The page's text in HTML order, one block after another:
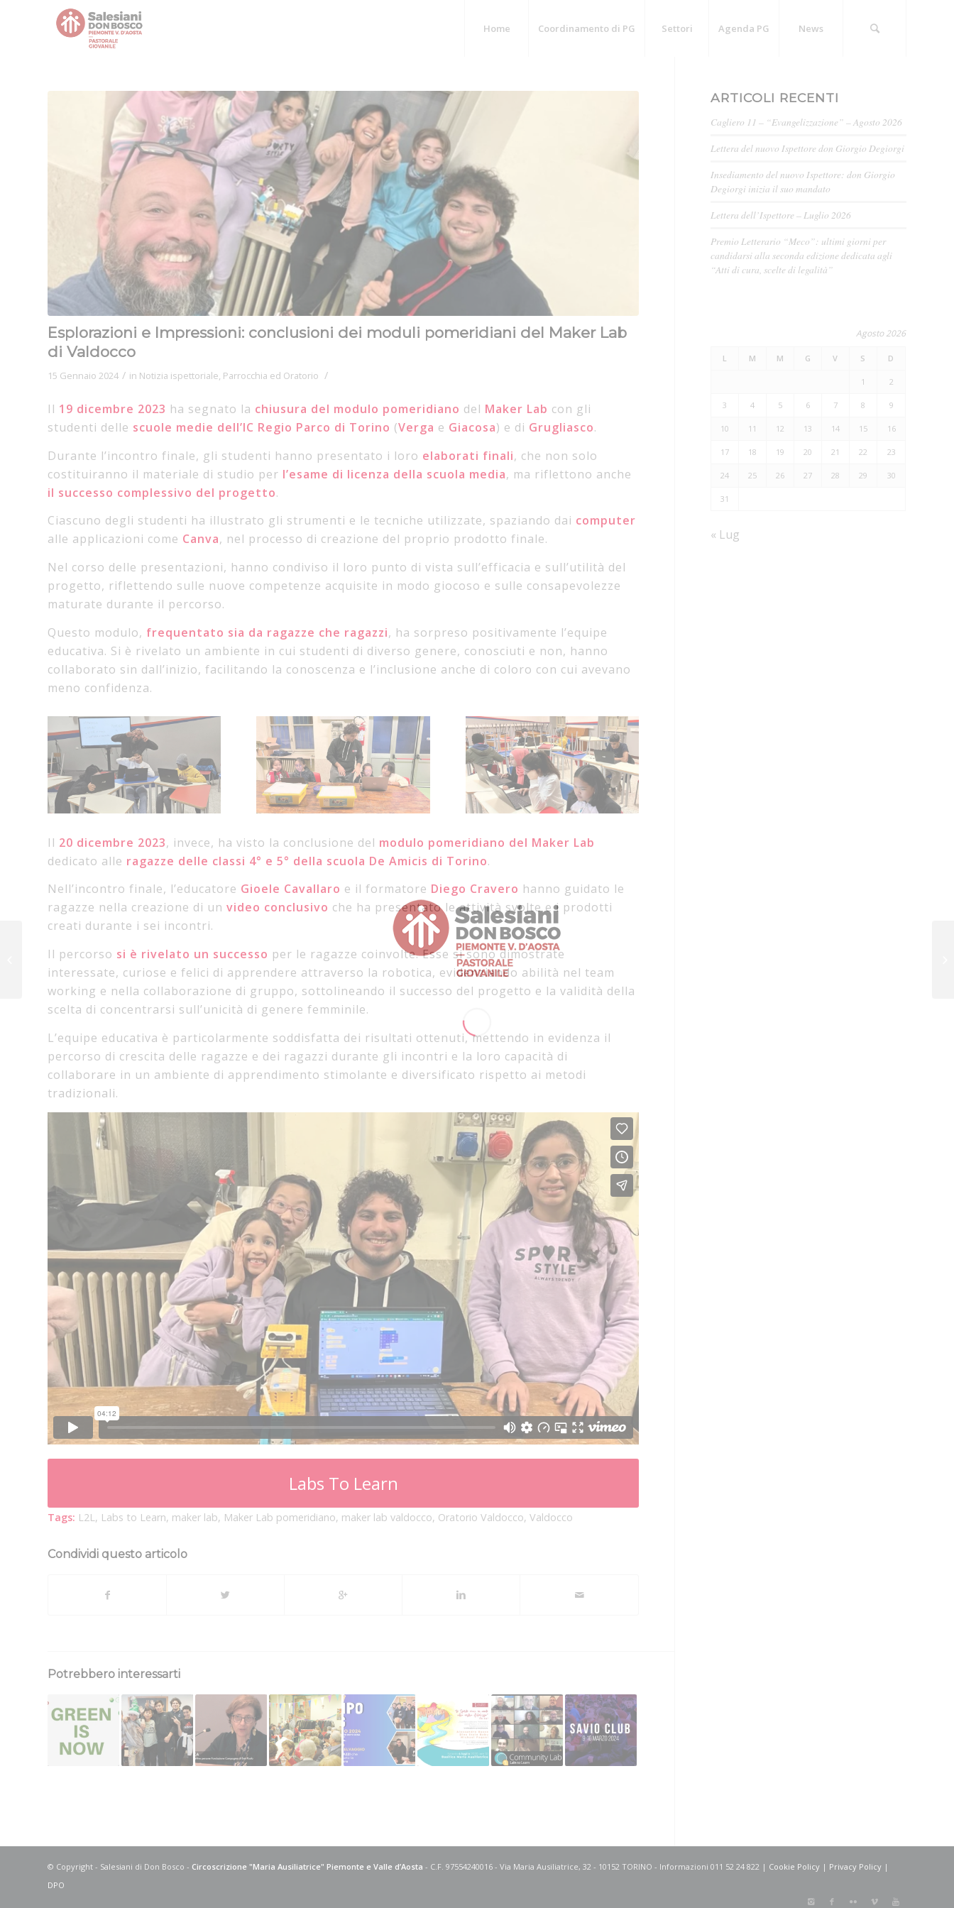
Home Coordinamento di PG Settori Agenda PG News
Esplorazioni e Impressioni: conclusioni dei moduli pomeridiani del Maker Lab
di Valdocco
15 Gennaio 2024 / in Notizia ispettoriale Parrocchia ed Oratorio /
Il 19 dicembre 2023 ha segnato la chiusura del modulo pomeridiano del Maker Lab con gli
studenti delle scuole medie dell’IC Regio Parco di Torino (Verga e Giacosa) e di Grugliasco.
Durante l’incontro finale, gli studenti hanno presentato i loro elaborati finali, che non solo
costituiranno il materiale di studio per l’esame di licenza della scuola media, ma riflettono anche
il successo complessivo del progetto.
Ciascuno degli studenti ha illustrato gli strumenti e le tecniche utilizzate, spaziando dai computer
alle applicazioni come Canva, nel processo di creazione del proprio prodotto finale.
Nel corso delle presentazioni, hanno condiviso il loro punto di vista sull’efficacia e sull’utilità del
progetto, riflettendo sulle nuove competenze acquisite in modo giocoso e sulle consapevolezze
maturate durante il percorso.
Questo modulo, frequentato sia da ragazze che ragazzi, ha sorpreso positivamente l’equipe
educativa. Si è rivelato un ambiente in cui studenti di diverso genere, conosciuti e non, hanno
collaborato sin dall’inizio, facilitando la conoscenza e l’inclusione anche di coloro con cui avevano
meno confidenza.
Il 20 dicembre 2023, invece, ha visto la conclusione del modulo pomeridiano del Maker Lab
dedicato alle ragazze delle classi 4° e 5° della scuola De Amicis di Torino.
Nell’incontro finale, l’educatore Gioele Cavallaro e il formatore Diego Cravero hanno guidato le
ragazze nella creazione di un video conclusivo che ha presentato le attività svolte e i prodotti
creati durante i sei incontri.
Il percorso si è rivelato un successo per le ragazze coinvolte. Esse si sono dimostrate
interessate, curiose e felici di apprendere attraverso la robotica, evidenziando abilità nel team
working e nella collaborazione di gruppo, sottolineando il successo del progetto e la validità della
scelta di concentrarsi sull’unicità di genere femminile.
L’equipe educativa è particolarmente soddisfatta dei risultati ottenuti, mettendo in evidenza il
percorso di crescita delle ragazze e dei ragazzi durante gli incontri e la loro capacità di
collaborare in un ambiente di apprendimento stimolante e diversificato rispetto ai metodi
tradizionali.
Labs To Learn
Tags: L2L, Labs to Learn, maker lab, Maker Lab pomeridiano, maker lab valdocco, Oratorio Valdocco, Valdocco
Condividi questo articolo
Potrebbero interessarti
ARTICOLI RECENTI
Cagliero 11 – “Evangelizzazione” – Agosto 2026
Lettera del nuovo Ispettore don Giorgio Degiorgi
Insediamento del nuovo Ispettore: don Giorgio
Degiorgi inizia il suo mandato
Lettera dell’Ispettore – Luglio 2026
Premio Letterario “Meco”: ultimi giorni per
candidarsi alla seconda edizione dedicata agli
“Atti di cura, scelte di legalità”
Agosto 2026
L M M G V S D
1 2
3 4 5 6 7 8 9
10 11 12 13 14 15 16
17 18 19 20 21 22 23
24 25 26 27 28 29 30
31
« Lug
© Copyright - Salesiani di Don Bosco - Circoscrizione "Maria Ausiliatrice" Piemonte e Valle d’Aosta - C.F. 97554240016 - Via Maria Ausiliatrice, 32 - 10152 TORINO - Informazioni 011 52 24 822 | Cookie Policy | Privacy Policy |
DPO
Ambiente: Resoconto
dell’evento finale del